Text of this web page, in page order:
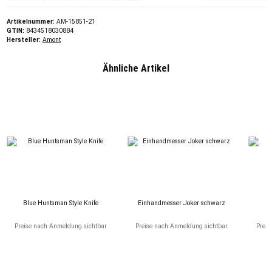
Artikelnummer: AM-15851-21
GTIN: 8434518030884
Hersteller: Amont
Ähnliche Artikel
Blue Huntsman Style Knife
Preise nach Anmeldung sichtbar
Einhandmesser Joker schwarz
Preise nach Anmeldung sichtbar